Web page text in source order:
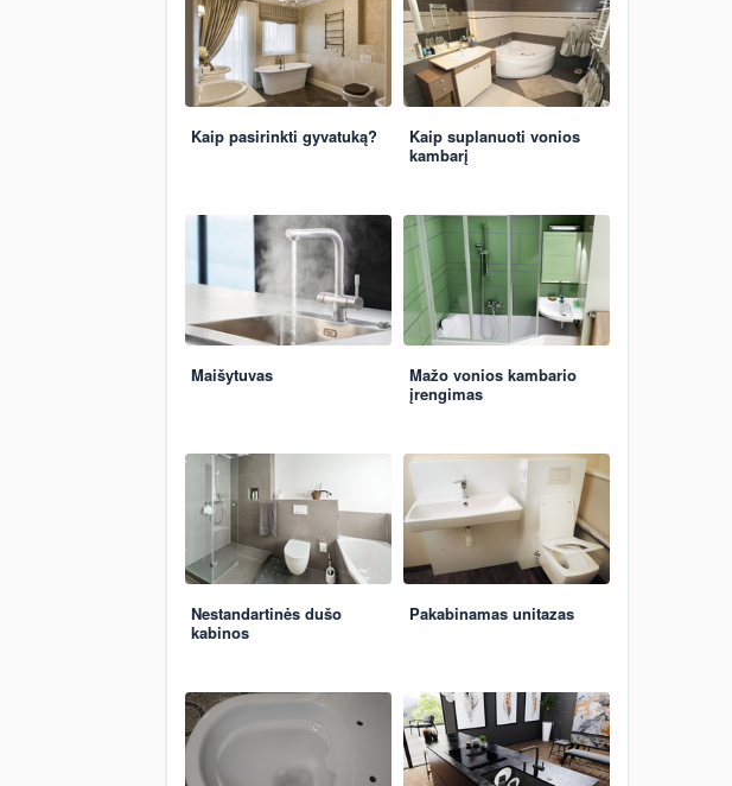
Kaip pasirinkti gyvatuką?
Kaip suplanuoti vonios
kambarį
Maišytuvas
Mažo vonios kambario
įrengimas
Nestandartinės dušo
kabinos
Pakabinamas unitazas